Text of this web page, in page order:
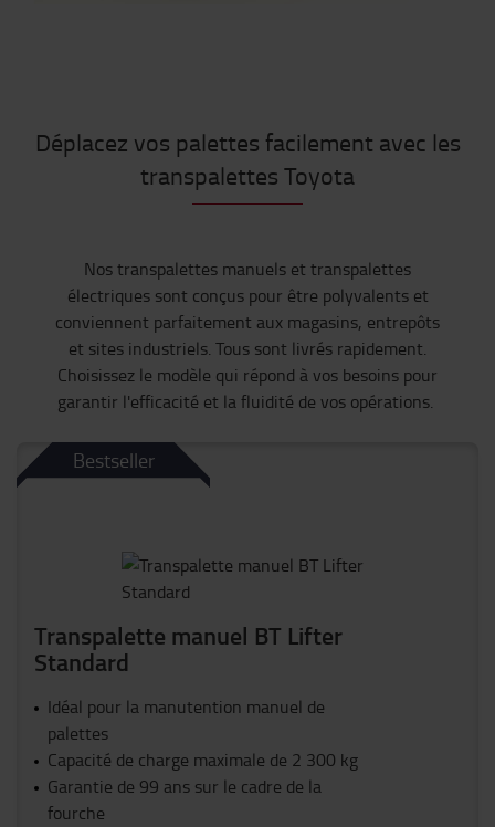
Déplacez vos palettes facilement avec les
transpalettes Toyota
Nos transpalettes manuels et transpalettes
électriques sont conçus pour être polyvalents et
conviennent parfaitement aux magasins, entrepôts
et sites industriels. Tous sont livrés rapidement.
Choisissez le modèle qui répond à vos besoins pour
garantir l'efficacité et la fluidité de vos opérations.
Bestseller
Transpalette manuel BT Lifter
Standard
Idéal pour la manutention manuel de
palettes
Capacité de charge maximale de 2 300 kg
Garantie de 99 ans sur le cadre de la
fourche